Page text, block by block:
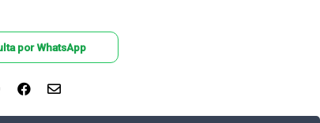
por WhatsApp